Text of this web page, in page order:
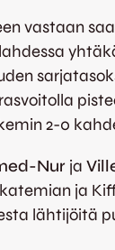
vastaan
2-0
Nur ja
ja
lähtijöitä